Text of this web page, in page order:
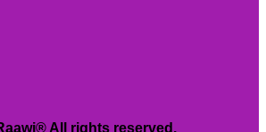
All rights reserved.